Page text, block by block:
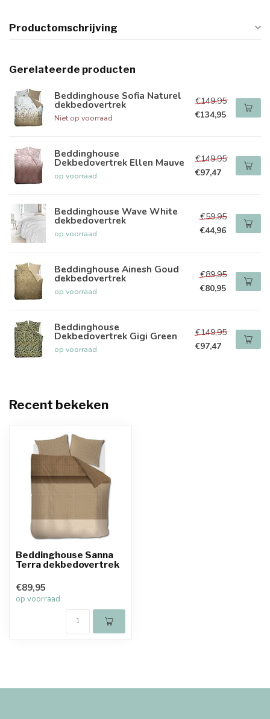
Productomschrijving
Gerelateerde producten
Beddinghouse Sofia Naturel
dekbedovertrek
Niet op voorraad
€149,95
€134,95
Beddinghouse
Dekbedovertrek Ellen Mauve
op voorraad
€149,95
€97,47
Beddinghouse Wave White
dekbedovertrek
op voorraad
€59,95
€44,96
Beddinghouse Ainesh Goud
dekbedovertrek
op voorraad
€89,95
€80,95
Beddinghouse
Dekbedovertrek Gigi Green
op voorraad
€149,95
€97,47
Recent bekeken
Beddinghouse Sanna
Terra dekbedovertrek
€89,95
op voorraad